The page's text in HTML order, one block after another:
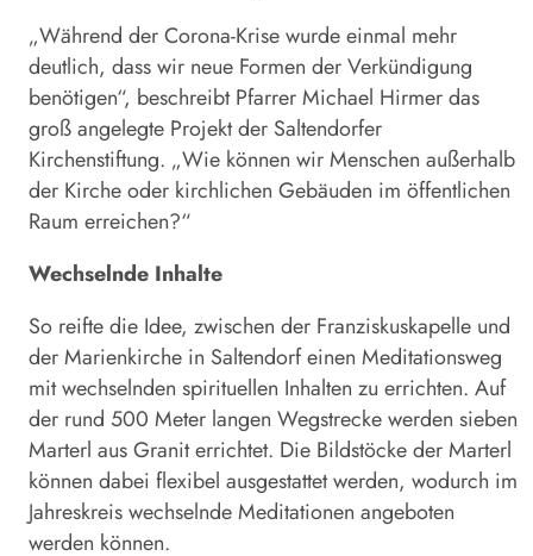
„Während der Corona-Krise wurde einmal mehr
deutlich, dass wir neue Formen der Verkündigung
benötigen“, beschreibt Pfarrer Michael Hirmer das
groß angelegte Projekt der Saltendorfer
Kirchenstiftung. „Wie können wir Menschen außerhalb
der Kirche oder kirchlichen Gebäuden im öffentlichen
Raum erreichen?“
Wechselnde Inhalte
So reifte die Idee, zwischen der Franziskuskapelle und
der Marienkirche in Saltendorf einen Meditationsweg
mit wechselnden spirituellen Inhalten zu errichten. Auf
der rund 500 Meter langen Wegstrecke werden sieben
Marterl aus Granit errichtet. Die Bildstöcke der Marterl
können dabei flexibel ausgestattet werden, wodurch im
Jahreskreis wechselnde Meditationen angeboten
werden können.